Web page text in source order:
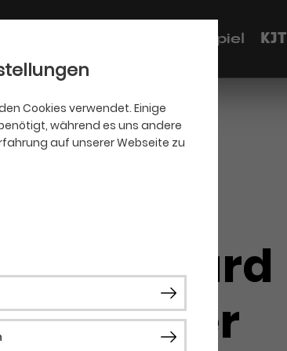
Cookies verwendet. Einige
während es uns andere
auf unserer Webseite zu
Schauspiel KJT
Lennard
Walter